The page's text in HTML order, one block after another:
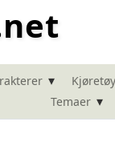
▾ Kjøretøy
Temaer ▾